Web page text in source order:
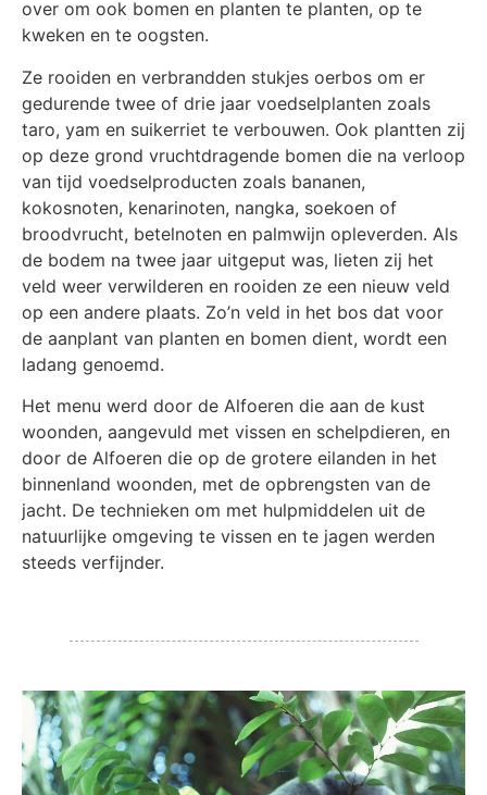
over om ook bomen en planten te planten, op te
kweken en te oogsten.
Ze rooiden en verbrandden stukjes oerbos om er
gedurende twee of drie jaar voedselplanten zoals
taro, yam en suikerriet te verbouwen. Ook plantten zij
op deze grond vruchtdragende bomen die na verloop
van tijd voedselproducten zoals bananen,
kokosnoten, kenarinoten, nangka, soekoen of
broodvrucht, betelnoten en palmwijn opleverden. Als
de bodem na twee jaar uitgeput was, lieten zij het
veld weer verwilderen en rooiden ze een nieuw veld
op een andere plaats. Zo’n veld in het bos dat voor
de aanplant van planten en bomen dient, wordt een
ladang genoemd.
Het menu werd door de Alfoeren die aan de kust
woonden, aangevuld met vissen en schelpdieren, en
door de Alfoeren die op de grotere eilanden in het
binnenland woonden, met de opbrengsten van de
jacht. De technieken om met hulpmiddelen uit de
natuurlijke omgeving te vissen en te jagen werden
steeds verfijnder.